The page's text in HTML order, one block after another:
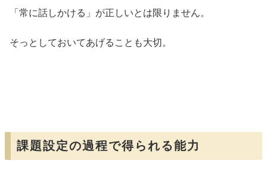
「常に話しかける」が正しいとは限りません。
そっとしておいてあげることも大切。
課題設定の過程で得られる能力